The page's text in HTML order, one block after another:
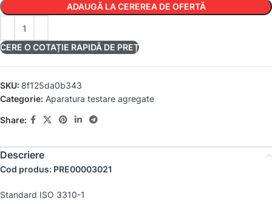
ADAUGĂ LA CEREREA DE OFERTĂ
CERE O COTAȚIE RAPIDĂ DE PREȚ
SKU: 8f125da0b343
Categorie: Aparatura testare agregate
Share:
Descriere
Cod produs: PRE00003021
Standard ISO 3310-1